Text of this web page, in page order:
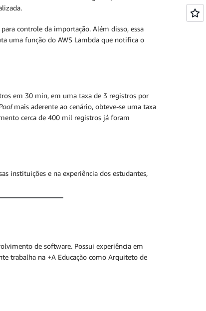
controle da importação. Além disso, essa
uma função do AWS Lambda que notifica o
em 30 min, em uma taxa de 3 registros por
mais aderente ao cenário, obteve-se uma taxa
cerca de 400 mil registros já foram
instituições e na experiência dos estudantes,
de software. Possui experiência em
trabalha na +A Educação como Arquiteto de